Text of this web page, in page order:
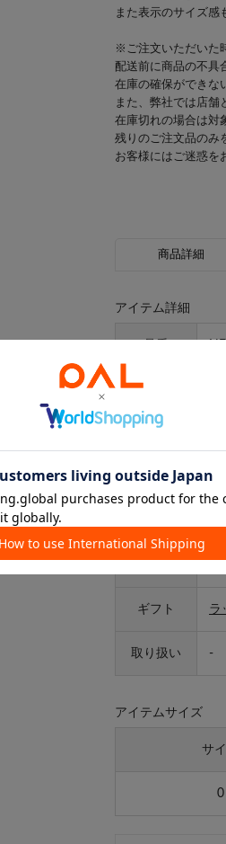
また表示のサイズ感
※ご注文いただいた
配送前に商品の不具
在庫の確保ができな
また、弊社では店舗
在庫切れの場合は対
残りのご注文品のみ
お客様にはご迷惑を
商品詳細
アイテム詳細
サイズ 0
ギフト ラ
取り扱い -
アイテムサイズ
サ
0